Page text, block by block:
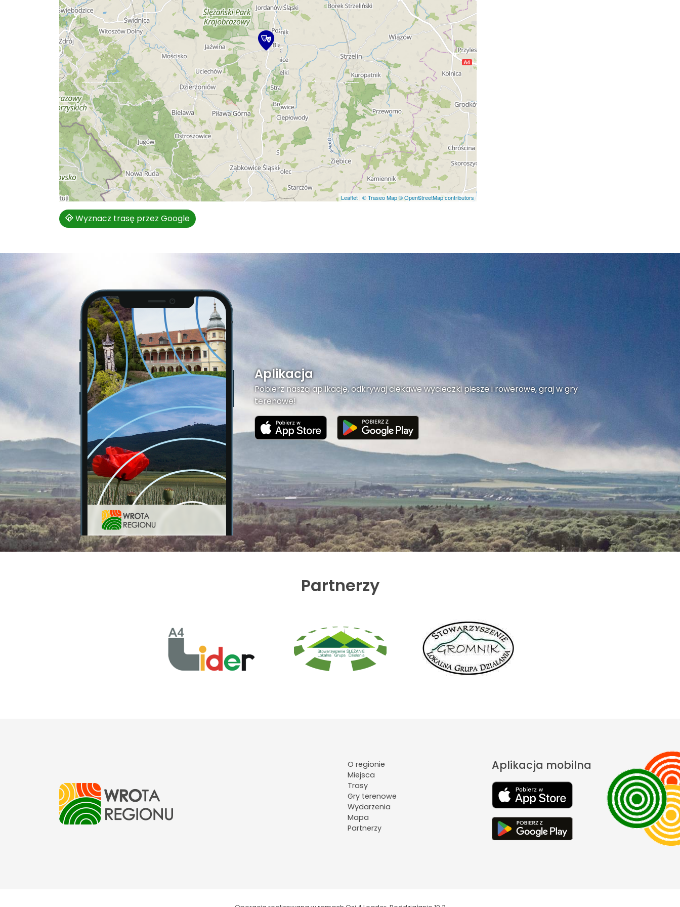
Leaflet | © Traseo Map© OpenStreetMap contributors
Wyznacz trasę przez Google
Aplikacja
Pobierz naszą aplikację, odkrywaj ciekawe wycieczki piesze i rowerowe, graj w gry
terenowe!
Partnerzy
O regionie
Miejsca
Trasy
Gry terenowe
Wydarzenia
Mapa
Partnerzy
Aplikacja mobilna